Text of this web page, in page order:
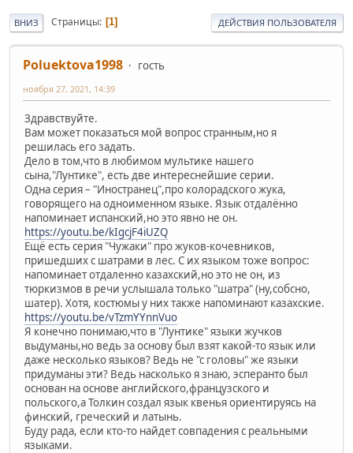
ВНИЗ Страницы 1 ДЕЙСТВИЯ ПОЛЬЗОВАТЕЛЯ
Poluektova1998 гость
ноября 27, 2021, 14:39
Здравствуйте.
Вам может показаться мой вопрос странным,но я
решилась его задать.
Дело в том,что в любимом мультике нашего
сына,"Лунтике", есть две интереснейшие серии.
Одна серия – "Иностранец",про колорадского жука,
говорящего на одноименном языке. Язык отдалённо
напоминает испанский,но это явно не он.
https://youtu.be/kIgcjF4iUZQ
Ещё есть серия "Чужаки" про жуков-кочевников,
пришедших с шатрами в лес. С их языком тоже вопрос:
напоминает отдаленно казахский,но это не он, из
тюркизмов в речи услышала только "шатра" (ну,собсно,
шатер). Хотя, костюмы у них также напоминают казахские.
https://youtu.be/vTzmYYnnVuo
Я конечно понимаю,что в "Лунтике" языки жучков
выдуманы,но ведь за основу был взят какой-то язык или
даже несколько языков? Ведь не "с головы" же языки
придуманы эти? Ведь насколько я знаю, эсперанто был
основан на основе английского,французского и
польского,а Толкин создал язык квенья ориентируясь на
финский, греческий и латынь.
Буду рада, если кто-то найдет совпадения с реальными
языками.